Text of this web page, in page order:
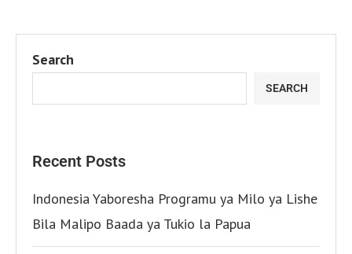
Search
SEARCH
Recent Posts
Indonesia Yaboresha Programu ya Milo ya Lishe
Bila Malipo Baada ya Tukio la Papua